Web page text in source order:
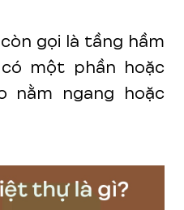
gọi là tầng hầm
một phần hoặc
nằm ngang hoặc